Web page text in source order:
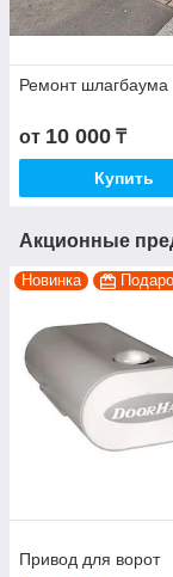
Ремонт шлагбаума
от 10 000 ₸
Купить
Акционные
Новинка
Привод для ворот